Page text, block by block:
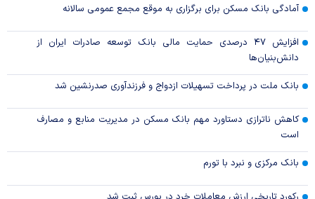
آمادگی بانک مسکن برای برگزاری به موقع مجمع عمومی سالانه
افزایش ۴۷ درصدی حمایت مالی بانک توسعه صادرات ایران از
دانش‌بنیان‌ها
بانک ملت در پرداخت تسهیلات ازدواج و فرزندآوری صدرنشین شد
کاهش ناترازی دستاورد مهم بانک مسکن در مدیریت منابع و مصارف
است
بانک مرکزی و نبرد با تورم